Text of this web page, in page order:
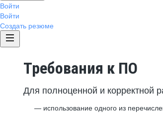
Войти
Войти
Создать резюме
Требования к ПО
Для полноценной и корректной
использование одного из